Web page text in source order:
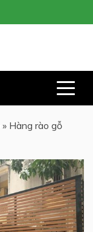
» Hàng rào gỗ